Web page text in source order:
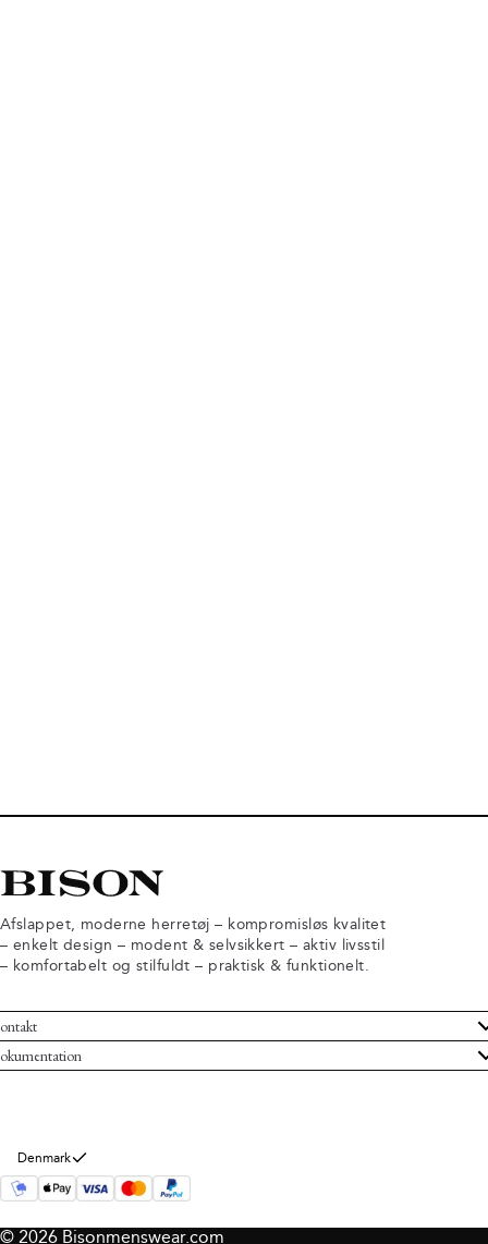
Afslappet, moderne herretøj – kompromisløs kvalitet
– enkelt design – modent & selvsikkert – aktiv livsstil
– komfortabelt og stilfuldt – praktisk & funktionelt.
Bisoninformation
Denmark
© 2026 Bisonmenswear.com